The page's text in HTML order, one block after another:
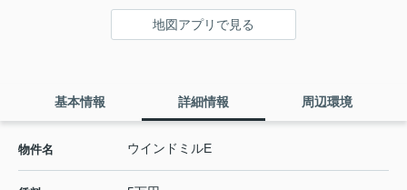
地図アプリで見る
基本情報 詳細情報 周辺環境
物件名 ウインドミルE